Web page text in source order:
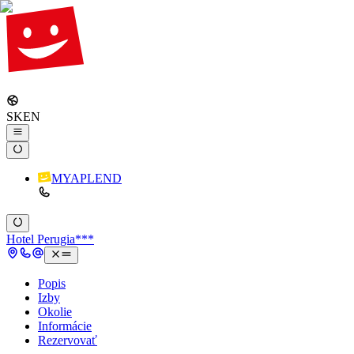
SKEN
MYAPLEND
Hotel Perugia***
Popis
Izby
Okolie
Informácie
Rezervovať